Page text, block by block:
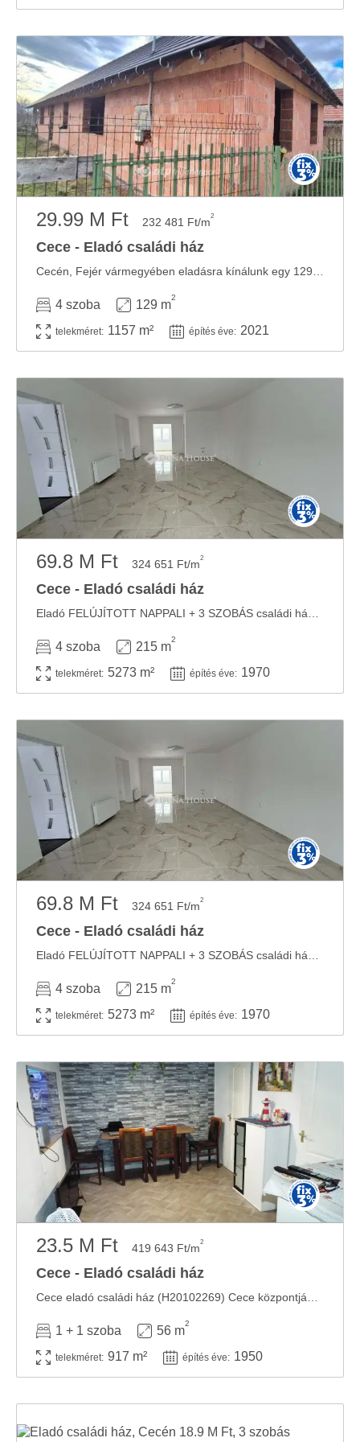
29.99 M Ft 232 481 Ft/m2
Cece - Eladó családi ház
4 szoba 129 m
2
telekméret: 1157 m² építés éve: 2021
69.8 M Ft 324 651 Ft/m2
Cece - Eladó családi ház
4 szoba 215 m
2
telekméret: 5273 m² építés éve: 1970
69.8 M Ft 324 651 Ft/m2
Cece - Eladó családi ház
4 szoba 215 m
2
telekméret: 5273 m² építés éve: 1970
23.5 M Ft 419 643 Ft/m2
Cece - Eladó családi ház
1 + 1 szoba 56 m
2
telekméret: 917 m² építés éve: 1950